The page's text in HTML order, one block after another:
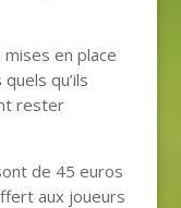
en place
qu’ils
rester
de 45 euros
aux joueurs